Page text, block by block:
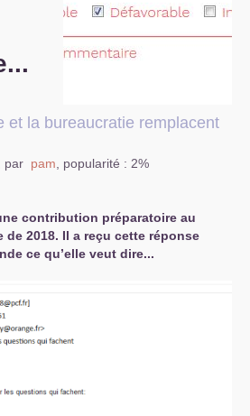
et la bureaucratie remplacent
par pam
popularité : 2%
contribution préparatoire au
2018. Il a reçu cette réponse
ce qu’elle veut dire...